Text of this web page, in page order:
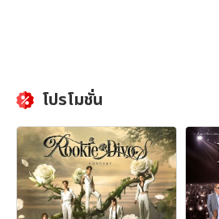
โปรโมชั่น